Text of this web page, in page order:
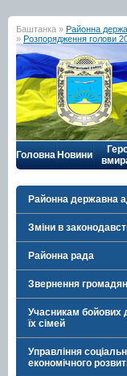
Баштанка » Районна
» Розпорядження голови
Головна Новини
Районна державна
Зміни в
Районна рада
Звернення громадян
Учасникам бойових
їх сімей
Управління
економічного